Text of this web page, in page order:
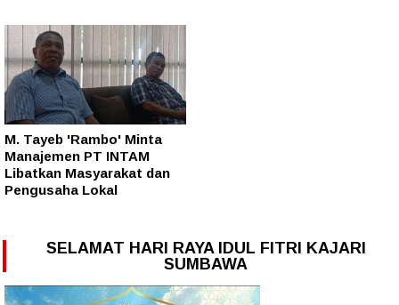
M. Tayeb 'Rambo' Minta
Manajemen PT INTAM
Libatkan Masyarakat dan
Pengusaha Lokal
SELAMAT HARI RAYA IDUL FITRI KAJARI
SUMBAWA